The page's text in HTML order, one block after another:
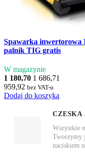
Spawarka
palnik TIG gratis
W magazynie
1 180,70 1 686,71
959,92 bez VAT-u
Dodaj do koszyka
CZESKA
Wszystkie
Tworzymy
naciskiem